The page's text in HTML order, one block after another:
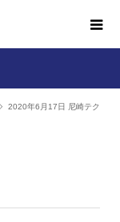
2020年6月17日 尼崎テク